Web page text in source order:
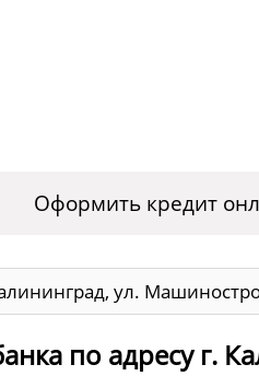
Оформить кредит
ул.
по адресу г.